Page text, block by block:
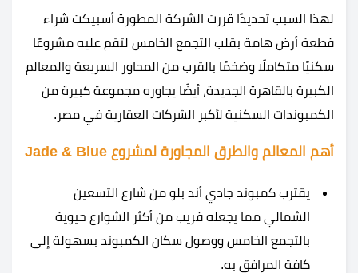
لهذا السبب تحديدًا قررت الشركة المطورة أسبيكت شراء
قطعة أرض هامة بقلب التجمع الخامس لتقم عليه مشروعًا
سكنيًا متكاملًا وضخمًا بالقرب من المحاور السريعة والمعالم
الكبيرة بالقاهرة الجديدة، أيضًا يجاوره مجموعة كبيرة من
الكمبوندات السكنية لأكبر الشركات العقارية في مصر.
أهم المعالم والطرق المجاورة لمشروع Jade & Blue
يقترب كمبوند جادي أند بلو من شارع التسعين
الشمالي مما يجعله قريب من أكثر الشوارع حيوية
بالتجمع الخامس ووصول سكان الكمبوند بسهولة إلى
كافة المرافق به.